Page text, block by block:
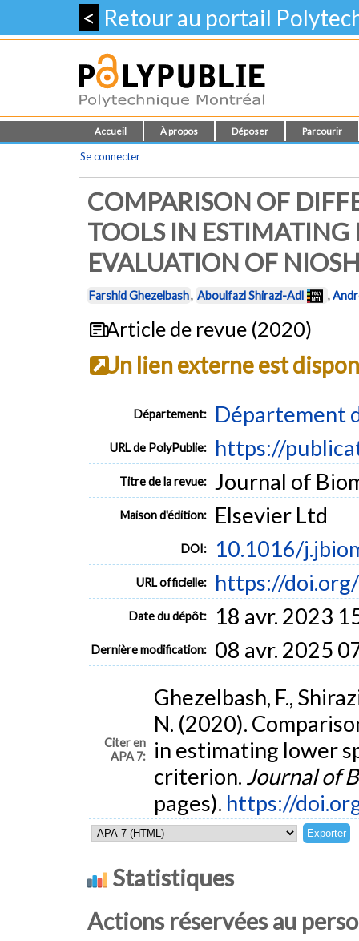
< Retour au portail
Accueil À propos Déposer Parcourir
Se connecter
COMPARISON OF
TOOLS IN ESTIMATING
EVALUATION OF
Farshid Ghezelbash, Aboulfazl Shirazi-Adl ,
Article de revue (2020)
Un lien externe est
Département: Département
URL de PolyPublie: https://
Titre de la revue: Journal of
Maison d'édition: Elsevier Ltd
DOI: 10.1016/
URL officielle: https://
Date du dépôt: 18 avr. 2023
Dernière modification: 08 avr. 2025
Citer en
APA 7:
Ghezelbash, F.,
N. (2020).
in estimating lower
criterion. Journal of
pages). https://
Statistiques
Actions réservées au